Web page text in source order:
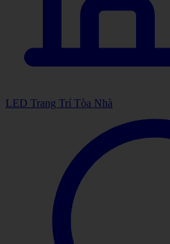
LED Trang Trí Tòa Nhà